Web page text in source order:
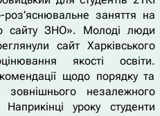
роз’яснювальне заняття на
сайту ЗНО». Молоді люди
сайт Харківського
якості освіти.
щодо порядку та
зовнішнього незалежного
уроку студенти